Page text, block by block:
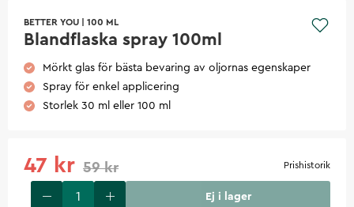
BETTER YOU 100 ML
Blandflaska spray 100ml
Mörkt glas för bästa bevaring av oljornas egenskaper
Spray för enkel applicering
Storlek 30 ml eller 100 ml
47 kr 59 kr Prishistorik
Ej i lager